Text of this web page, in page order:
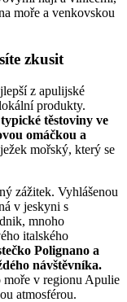
moře a venkovskou
zkusit
z apulijské
produkty.
těstoviny ve
omáčkou a
mořský, který se
zážitek. Vyhlášenou
v jeskyni s
mnoho
italského
Polignano a
návštěvníka.
moře v regionu Apulie
atmosférou.